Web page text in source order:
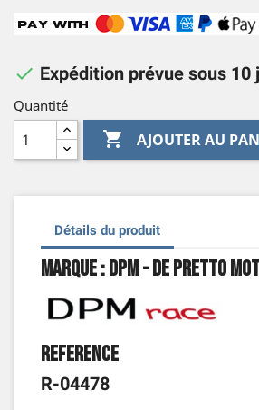
 Expédition prévue sous 10
Quantité
 AJOUTER AU
Détails du produit
Marque : DPM - De Pretto
Reference
R-04478